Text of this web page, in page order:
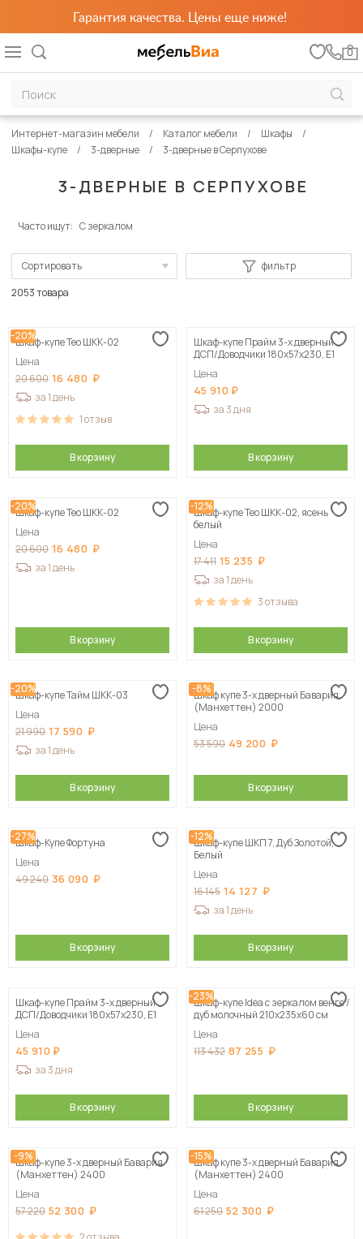
Гарантия качества. Цены еще ниже!
0
3-ДВЕРНЫЕ В СЕРПУХОВЕ
Интернет-магазин мебели Каталог мебели
Шкафы
Шкафы-купе
3-дверные 3-дверные в Серпухове
Часто ищут: С зеркалом
Сортировать
Сначала дорогие
фильтр
2053 товара
-20%
Шкаф-купе Тео ШКК-02
Цена
20 600 16 480
за 1 день
1отзыв
В корзину
Шкаф-купе Прайм 3-х дверный
ДСП/Доводчики 180х57х230, Е1
Цена
45 910
за 3 дня
В корзину
-20%
Шкаф-купе Тео ШКК-02
Цена
20 600 16 480
за 1 день
В корзину
-12%
Шкаф-купе Тео ШКК-02, ясень
белый
Цена
17 411 15 235
за 1 день
3отзыва
В корзину
-20%
Шкаф-купе Тайм ШКК-03
Цена
21 990 17 590
за 1 день
В корзину
-8%
Шкаф купе 3-х дверный Бавария
(Манхеттен) 2000
Цена
53 590 49 200
В корзину
-27%
Шкаф-Купе Фортуна
Цена
49 240 36 090
В корзину
-12%
Шкаф-купе ШКП 7, Дуб Золотой,
Белый
Цена
16 145 14 127
за 1 день
В корзину
Шкаф-купе Прайм 3-х дверный
ДСП/Доводчики 180х57х230, Е1
Цена
45 910
за 3 дня
В корзину
-23%
Шкаф-купе Idea с зеркалом венге /
дуб молочный 210х235х60 см
Цена
113 432 87 255
В корзину
-9%
Шкаф-купе 3-х дверный Бавария
(Манхеттен) 2400
Цена
57 220 52 300
-15%
Шкаф купе 3-х дверный Бавария
(Манхеттен) 2400
Цена
61 250 52 300